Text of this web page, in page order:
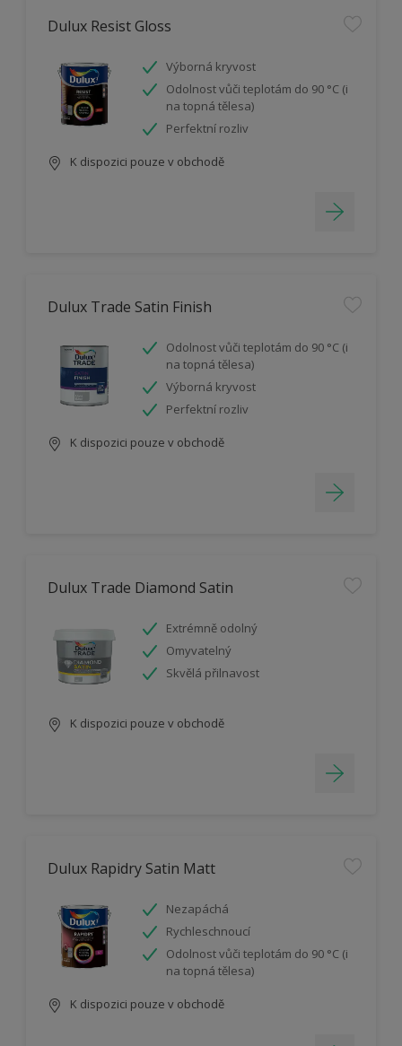
Dulux Resist Gloss
Výborná kryvost
Odolnost vůči teplotám do 90 °C (i
na topná tělesa)
Perfektní rozliv
K dispozici pouze v obchodě
Dulux Trade Satin Finish
Odolnost vůči teplotám do 90 °C (i
na topná tělesa)
Výborná kryvost
Perfektní rozliv
K dispozici pouze v obchodě
Dulux Trade Diamond Satin
Extrémně odolný
Omyvatelný
Skvělá přilnavost
K dispozici pouze v obchodě
Dulux Rapidry Satin Matt
Nezapáchá
Rychleschnoucí
Odolnost vůči teplotám do 90 °C (i
na topná tělesa)
K dispozici pouze v obchodě